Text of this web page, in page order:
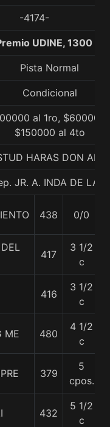
-4174-
UDINE, 1300
Pista Normal
Condicional
al 1ro,
$150000 al 4to
HARAS DON
JR. A. INDA DE LA
438 0/0
417
3 1/2
c
416
3 1/2
c
ME 480
4 1/2
c
379
5
cpos.
432
5 1/2
c